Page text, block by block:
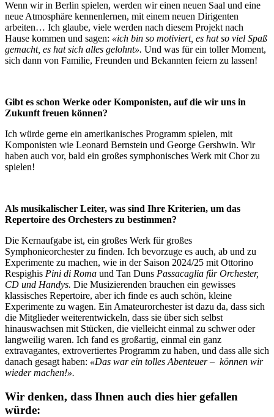
Wenn wir in Berlin spielen, werden wir einen neuen Saal und eine
neue Atmosphäre kennenlernen, mit einem neuen Dirigenten
arbeiten… Ich glaube, viele werden nach diesem Projekt nach
Hause kommen und sagen: «ich bin so motiviert, es hat so viel Spaß
gemacht, es hat sich alles gelohnt». Und was für ein toller Moment,
sich dann von Familie, Freunden und Bekannten feiern zu lassen!
Gibt es schon Werke oder Komponisten, auf die wir uns in
Zukunft freuen können?
Ich würde gerne ein amerikanisches Programm spielen, mit
Komponisten wie Leonard Bernstein und George Gershwin. Wir
haben auch vor, bald ein großes symphonisches Werk mit Chor zu
spielen!
Als musikalischer Leiter, was sind Ihre Kriterien, um das
Repertoire des Orchesters zu bestimmen?
Die Kernaufgabe ist, ein großes Werk für großes
Symphonieorchester zu finden. Ich bevorzuge es auch, ab und zu
Experimente zu machen, wie in der Saison 2024/25 mit Ottorino
Respighis Pini di Roma und Tan Duns Passacaglia für Orchester,
CD und Handys. Die Musizierenden brauchen ein gewisses
klassisches Repertoire, aber ich finde es auch schön, kleine
Experimente zu wagen. Ein Amateurorchester ist dazu da, dass sich
die Mitglieder weiterentwickeln, dass sie über sich selbst
hinauswachsen mit Stücken, die vielleicht einmal zu schwer oder
langweilig waren. Ich fand es großartig, einmal ein ganz
extravagantes, extrovertiertes Programm zu haben, und dass alle sich
danach gesagt haben: «Das war ein tolles Abenteuer – können wir
wieder machen!».
Wir denken, dass Ihnen auch dies hier gefallen
würde: